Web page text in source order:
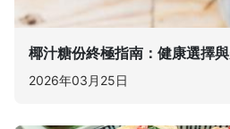
椰汁糖份終極指南：健康選擇
2026年03月25日